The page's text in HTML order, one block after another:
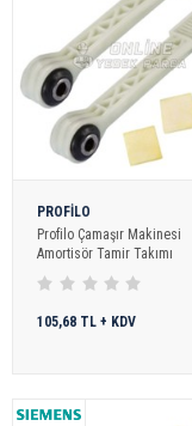
PROFİLO
Profilo Çamaşır Makinesi
Amortisör Tamir Takımı
105,68 TL + KDV